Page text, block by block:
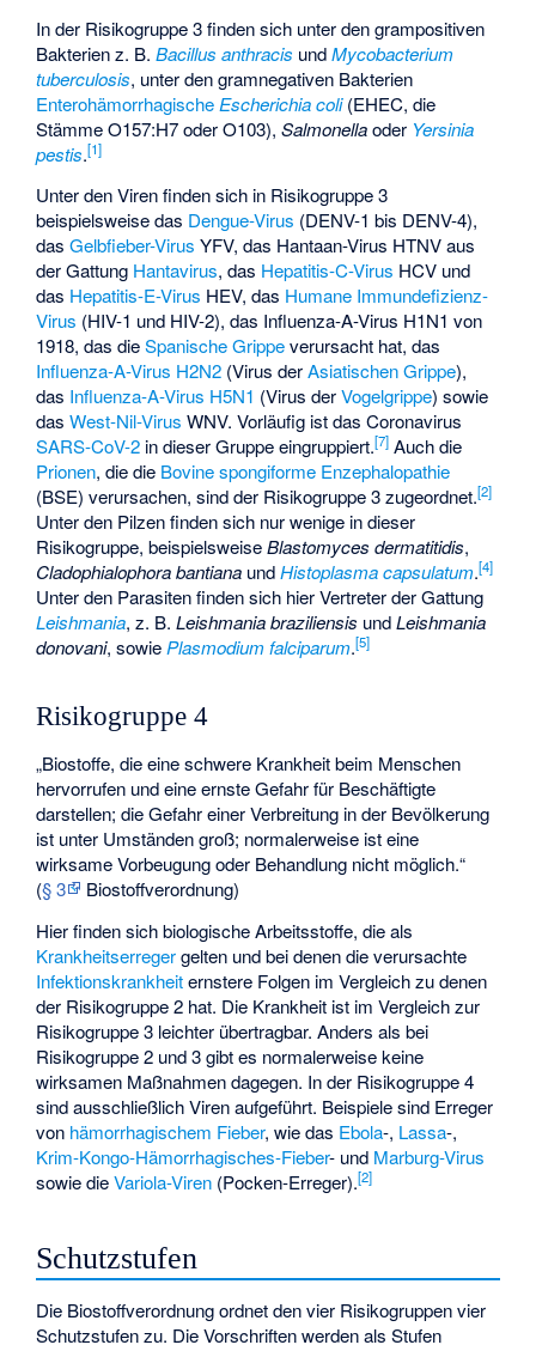
In der Risikogruppe 3 finden sich unter den grampositiven
Bakterien z. B.Bacillus anthracis undMycobacterium
tuberculosis, unter den gramnegativen Bakterien
Enterohämorrhagische Escherichia coli(EHEC, die
Stämme O157:H7 oder O103),Salmonellaoder Yersinia
pestis.[1]
Unter den Viren finden sich in Risikogruppe 3
beispielsweise das Dengue-Virus (DENV-1 bis DENV-4),
dasGelbfieber-Virus YFV, das Hantaan-Virus HTNV aus
der Gattung Hantavirus, das Hepatitis-C-Virus HCV und
das Hepatitis-E-Virus HEV, das Humane Immundefizienz-
Virus (HIV-1 und HIV-2), das Influenza-A-Virus H1N1 von
1918, das dieSpanische Grippeverursacht hat, das
Influenza-A-Virus H2N2 (Virus derAsiatischen Grippe),
das Influenza-A-Virus H5N1 (Virus derVogelgrippe) sowie
dasWest-Nil-Virus WNV. Vorläufig ist das Coronavirus
SARS-CoV-2 in dieser Gruppe eingruppiert.[7] Auch die
Prionen, die die Bovine spongiforme Enzephalopathie
(BSE) verursachen, sind der Risikogruppe 3 zugeordnet.[2]
Unter den Pilzen finden sich nur wenige in dieser
Risikogruppe, beispielsweiseBlastomyces dermatitidis,
Cladophialophora bantiana undHistoplasma capsulatum.[4]
Unter den Parasiten finden sich hier Vertreter der Gattung
Leishmania, z. B.Leishmania braziliensis undLeishmania
donovani, sowie Plasmodium falciparum.[5]
Risikogruppe 4
„Biostoffe, die eine schwere Krankheit beim Menschen
hervorrufen und eine ernste Gefahr für Beschäftigte
darstellen; die Gefahr einer Verbreitung in der Bevölkerung
ist unter Umständen groß; normalerweise ist eine
wirksame Vorbeugung oder Behandlung nicht möglich.“
(§ 3
Biostoffverordnung)
Hier finden sich biologische Arbeitsstoffe, die als
Krankheitserregergelten und bei denen die verursachte
Infektionskrankheiternstere Folgen im Vergleich zu denen
der Risikogruppe 2 hat. Die Krankheit ist im Vergleich zur
Risikogruppe 3 leichter übertragbar. Anders als bei
Risikogruppe 2 und 3 gibt es normalerweise keine
wirksamen Maßnahmen dagegen. In der Risikogruppe 4
sind ausschließlich Viren aufgeführt. Beispiele sind Erreger
von hämorrhagischem Fieber, wie das Ebola-, Lassa-,
Krim-Kongo-Hämorrhagisches-Fieber- und Marburg-Virus
sowie dieVariola-Viren (Pocken-Erreger).[2]
Schutzstufen
Die Biostoffverordnung ordnet den vier Risikogruppen vier
Schutzstufen zu. Die Vorschriften werden als Stufen